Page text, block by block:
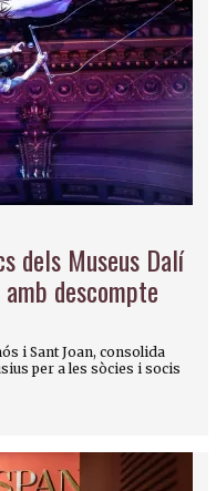
dels Museus Dalí
descompte
i Sant Joan, consolida
per a les sòcies i socis